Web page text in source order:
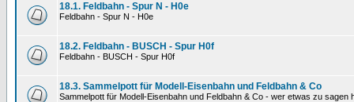
18.1. Feldbahn - Spur N - H0e
Feldbahn - Spur N - H0e
18.2. Feldbahn - BUSCH - Spur H0f
Feldbahn - BUSCH - Spur H0f
18.3. Sammelpott für Modell-Eisenbahn und Feldbahn & Co
Sammelpott für Modell-Eisenbahn und Feldbahn & Co - wer etwas zu sagen